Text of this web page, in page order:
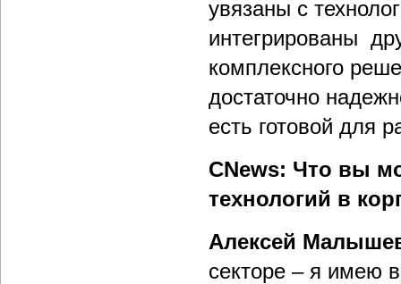
увязаны с
интегрированы
комплексного
достаточно
есть готовой для
CNews: Что вы
технологий в
Алексей
секторе – я имею